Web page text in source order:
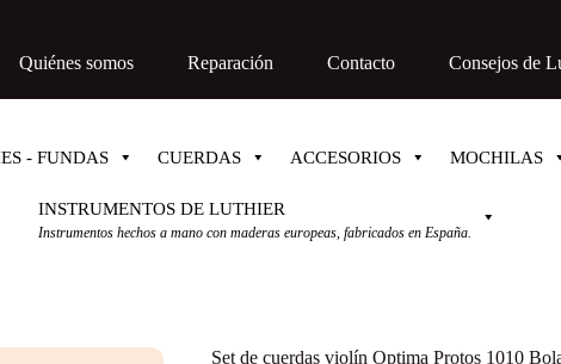
Quiénes somos Reparación Contacto Consejos de
- FUNDAS CUERDAS ACCESORIOS MOCHILAS
INSTRUMENTOS DE LUTHIER
Instrumentos hechos a mano con maderas europeas, fabricados en España.
Set de cuerdas violín Optima Protos 1010